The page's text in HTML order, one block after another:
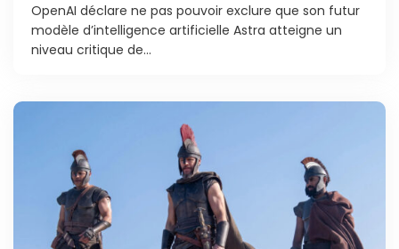
OpenAI déclare ne pas pouvoir exclure que son futur
modèle d’intelligence artificielle Astra atteigne un
niveau critique de...